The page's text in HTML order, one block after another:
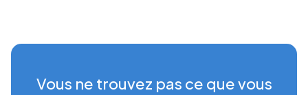
Vous ne trouvez pas ce que vous